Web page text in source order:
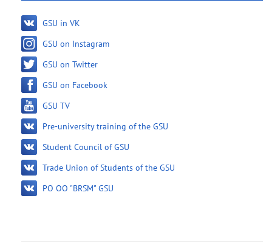
GSU in VK
GSU on Instagram
GSU on Twitter
GSU on Facebook
GSU TV
Pre-university training of the GSU
Student Council of GSU
Trade Union of Students of the GSU
PO OO "BRSM" GSU